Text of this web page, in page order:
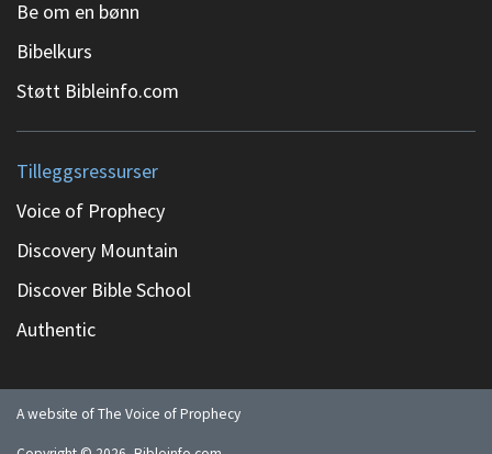
Be om en bønn
Bibelkurs
Støtt Bibleinfo.com
Tilleggsressurser
Voice of Prophecy
Discovery Mountain
Discover Bible School
Authentic
A website of The Voice of Prophecy